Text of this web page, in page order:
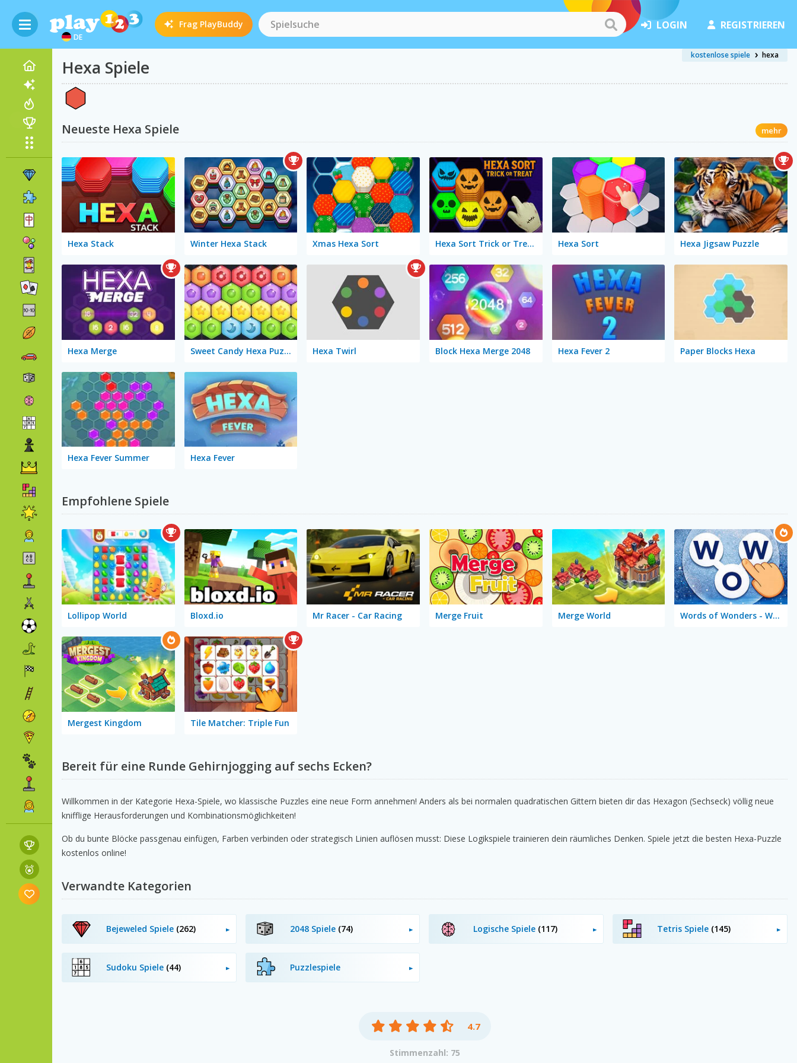
DE
Frag PlayBuddy LOGIN REGISTRIEREN
Hexa Spiele
kostenlose spiele hexa
Neueste Hexa Spiele mehr
Hexa Stack Winter Hexa Stack Xmas Hexa Sort Hexa Sort Trick or Treat Hexa Sort Hexa Jigsaw Puzzle
Hexa Merge Sweet Candy Hexa Puzzle Hexa Twirl Block Hexa Merge 2048 Hexa Fever 2 Paper Blocks Hexa
Hexa Fever Summer Hexa Fever
Empfohlene Spiele
Lollipop World Bloxd.io Mr Racer - Car Racing Merge Fruit Merge World Words of Wonders - WOW
Mergest Kingdom Tile Matcher: Triple Fun
Bereit für eine Runde Gehirnjogging auf sechs Ecken?
Willkommen in der Kategorie Hexa-Spiele, wo klassische Puzzles eine neue Form annehmen! Anders als bei normalen quadratischen Gittern bieten dir das Hexagon (Sechseck) völlig neue
knifflige Herausforderungen und Kombinationsmöglichkeiten!
Ob du bunte Blöcke passgenau einfügen, Farben verbinden oder strategisch Linien auflösen musst: Diese Logikspiele trainieren dein räumliches Denken. Spiele jetzt die besten Hexa-Puzzle
kostenlos online!
Verwandte Kategorien
Bejeweled Spiele (262) 2048 Spiele (74) Logische Spiele (117) Tetris Spiele (145)
Sudoku Spiele (44) Puzzlespiele
4.7
Stimmenzahl: 75